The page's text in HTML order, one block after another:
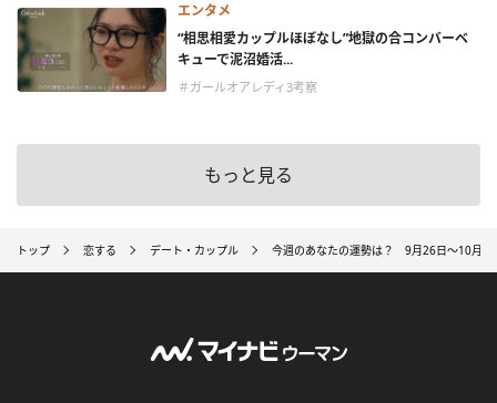
エンタメ
“相思相愛カップルほぼなし”地獄の合コンバーベ
キューで泥沼婚活...
＃ガールオアレディ3考察
もっと見る
トップ 恋する デート・カップル 今週のあなたの運勢は？ 9月26日～10月2